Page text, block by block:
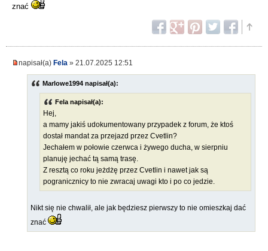
znać
napisał(a) Fela » 21.07.2025 12:51
Marlowe1994 napisał(a):
Fela napisał(a):
Hej,
a mamy jakiś udokumentowany przypadek z forum, że ktoś
dostał mandat za przejazd przez Cvetlin?
Jechałem w połowie czerwca i żywego ducha, w sierpniu
planuję jechać tą samą trasę.
Z resztą co roku jeżdżę przez Cvetlin i nawet jak są
pogranicznicy to nie zwracaj uwagi kto i po co jedzie.
Nikt się nie chwalił, ale jak będziesz pierwszy to nie omieszkaj dać
znać